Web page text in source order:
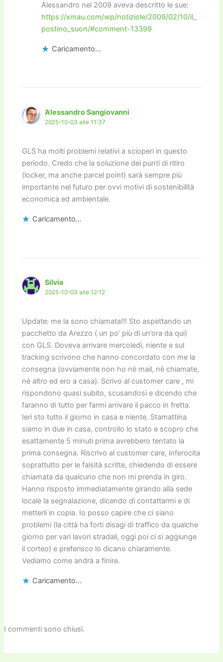
Alessandro nel 2009 aveva descritto le sue:
https://xmau.com/wp/notiziole/2009/02/10/il_
postino_suon/#comment-13399
Caricamento...
Alessandro Sangiovanni
2025-10-03 alle 11:37
GLS ha molti problemi relativi a scioperi in questo
periodo. Credo che la soluzione dei punti di ritiro
(locker, ma anche parcel point) sarà sempre più
importante nel futuro per ovvi motivi di sostenibilità
economica ed ambientale.
Caricamento...
Silvia
2025-10-03 alle 12:12
Update: me la sono chiamata!!! Sto aspettando un
pacchetto da Arezzo ( un po’ più di un’ora da qui)
con GLS. Doveva arrivare mercoledì, niente e sul
tracking scrivono che hanno concordato con me la
consegna (ovviamente non ho nè mail, nè chiamate,
nè altro ed ero a casa). Scrivo al customer care , mi
rispondono quasi subito, scusandosi e dicendo che
faranno di tutto per farmi arrivare il pacco in fretta.
Ieri sto tutto il giorno in casa e niente. Stamattina
siamo in due in casa, controllo lo stato e scopro che
esattamente 5 minuti prima avrebbero tentato la
prima consegna. Riscrivo al customer care, inferocita
soprattutto per le falsità scritte, chiedendo di essere
chiamata da qualcuno che non mi prenda in giro.
Hanno risposto immediatamente girando alla sede
locale la segnalazione, dicendo di contattarmi e di
metterli in copia. Io posso capire che ci siano
problemi (la città ha forti disagi di traffico da qualche
giorno per vari lavori stradali, oggi poi ci si aggiunge
il corteo) e preferisco lo dicano chiaramente.
Vediamo come andrà a finire.
Caricamento...
I commenti sono chiusi.